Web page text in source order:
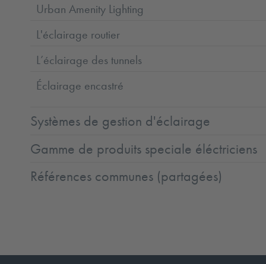
Urban Amenity Lighting
L'éclairage routier
L’éclairage des tunnels
Éclairage encastré
Systèmes de gestion d'éclairage
Gamme de produits speciale éléctriciens
Références communes (partagées)